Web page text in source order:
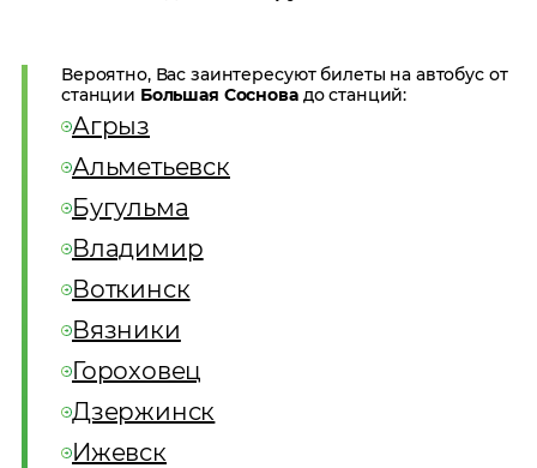
Вероятно, Вас заинтересуют билеты на автобус от
станции Большая Сосновадо станций:
Агрыз
Альметьевск
Бугульма
Владимир
Воткинск
Вязники
Гороховец
Дзержинск
Ижевск